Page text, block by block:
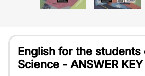
English for the students
Science - ANSWER KEY